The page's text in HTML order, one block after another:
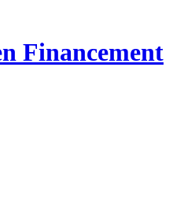
Financement